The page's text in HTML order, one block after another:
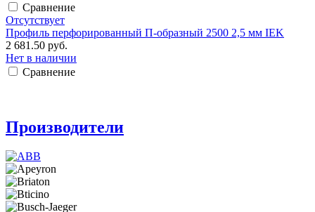
Сравнение
Отсутствует
Профиль перфорированный П-образный 2500 2,5 мм IEK
2 681.50 руб.
Нет в наличии
Сравнение
Производители